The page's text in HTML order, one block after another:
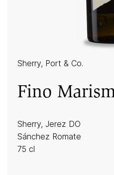
Sherry, Port & Co.
Fino
Sherry, Jerez DO
Sánchez Romate
75 cl